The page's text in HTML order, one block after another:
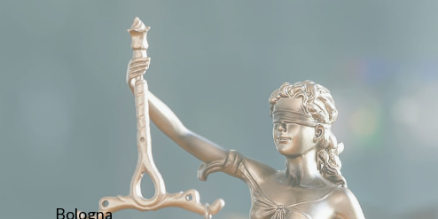
Bologna